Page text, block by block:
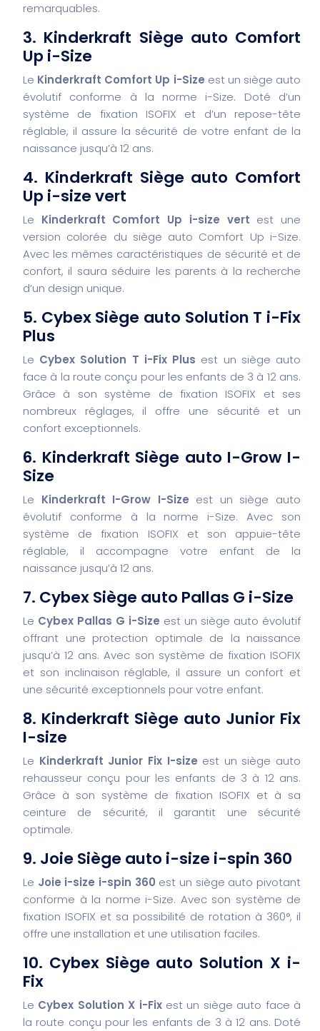
remarquables.
3. Kinderkraft Siège auto Comfort
Up i-Size
Le Kinderkraft Comfort Up i-Size est un siège auto
évolutif conforme à la norme i-Size. Doté d’un
système de fixation ISOFIX et d’un repose-tête
réglable, il assure la sécurité de votre enfant de la
naissance jusqu’à 12 ans.
4. Kinderkraft Siège auto Comfort
Up i-size vert
Le Kinderkraft Comfort Up i-size vert est une
version colorée du siège auto Comfort Up i-Size.
Avec les mêmes caractéristiques de sécurité et de
confort, il saura séduire les parents à la recherche
d’un design unique.
5. Cybex Siège auto Solution T i-Fix
Plus
Le Cybex Solution T i-Fix Plus est un siège auto
face à la route conçu pour les enfants de 3 à 12 ans.
Grâce à son système de fixation ISOFIX et ses
nombreux réglages, il offre une sécurité et un
confort exceptionnels.
6. Kinderkraft Siège auto I-Grow I-
Size
Le Kinderkraft I-Grow I-Size est un siège auto
évolutif conforme à la norme i-Size. Avec son
système de fixation ISOFIX et son appuie-tête
réglable, il accompagne votre enfant de la
naissance jusqu’à 12 ans.
7. Cybex Siège auto Pallas G i-Size
Le Cybex Pallas G i-Size est un siège auto évolutif
offrant une protection optimale de la naissance
jusqu’à 12 ans. Avec son système de fixation ISOFIX
et son inclinaison réglable, il assure un confort et
une sécurité exceptionnels pour votre enfant.
8. Kinderkraft Siège auto Junior Fix
I-size
Le Kinderkraft Junior Fix I-size est un siège auto
rehausseur conçu pour les enfants de 3 à 12 ans.
Grâce à son système de fixation ISOFIX et à sa
ceinture de sécurité, il garantit une sécurité
optimale.
9. Joie Siège auto i-size i-spin 360
Le Joie i-size i-spin 360 est un siège auto pivotant
conforme à la norme i-Size. Avec son système de
fixation ISOFIX et sa possibilité de rotation à 360°, il
offre une installation et une utilisation faciles.
10. Cybex Siège auto Solution X i-
Fix
Le Cybex Solution X i-Fixest un siège auto face à
la route conçu pour les enfants de 3 à 12 ans. Doté